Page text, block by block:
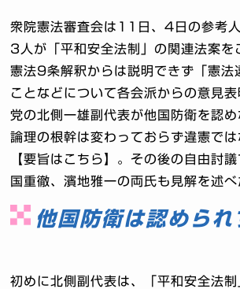
衆院憲法審査会は11日、4日の参考
3人が「平和安全法制」の関連法案を
憲法9条解釈からは説明できず「憲法
ことなどについて各会派からの意見
党の北側一雄副代表が他国防衛を認
論理の根幹は変わっておらず違憲で
【要旨はこちら】。その後の自由討
国重徹、濱地雅一の両氏も見解を述べ
他国防衛は認められ
初めに北側副代表は、「平和安全法